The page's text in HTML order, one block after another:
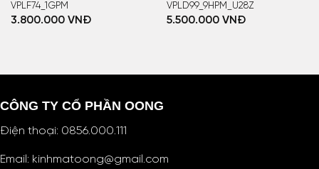
VPLF74_1GPM
3.800.000VNĐ
VPLD99_9HPM_U28Z
5.500.000VNĐ
CÔNG TY CỔ PHẦN OONG
Điện thoại: 0856.000.111
Email: kinhmatoong@gmail.com